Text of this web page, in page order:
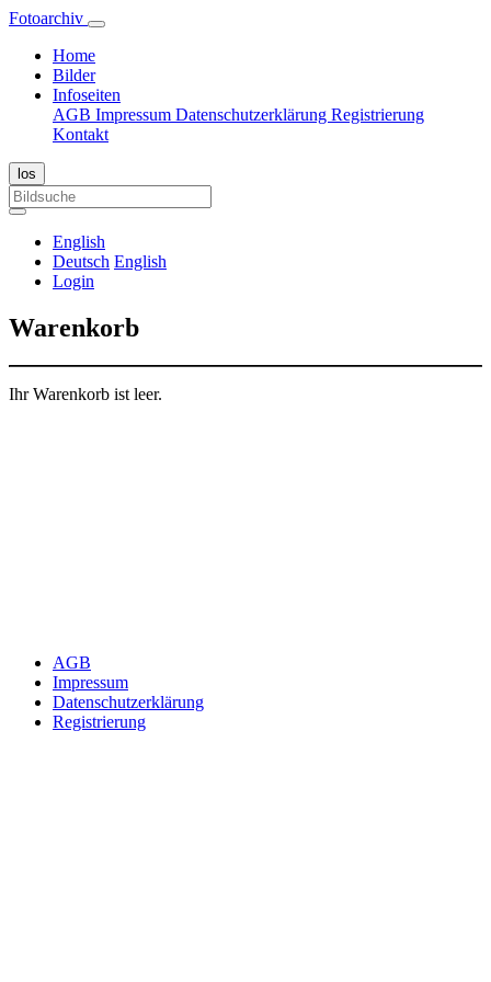
Fotoarchiv
Home
Bilder
Infoseiten
AGB Impressum Datenschutzerklärung Registrierung
Kontakt
English
Deutsch English
Login
Warenkorb
Ihr Warenkorb ist leer.
AGB
Impressum
Datenschutzerklärung
Registrierung